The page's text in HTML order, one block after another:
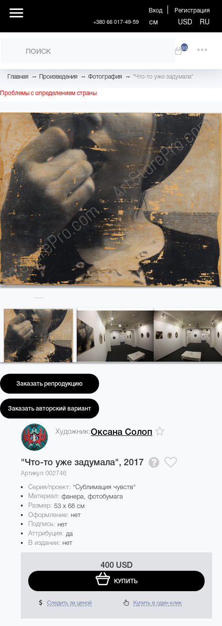
Вход Регистрация
+380 66 017-49-59 см USD RU
00
Главная → Произведения → Фотография → "Что-то уже задумала"
Проблемы с определением страны
Заказать репродукцию
Заказать авторский вариант
Художник:Оксана Солоп
"Что-то уже задумала", 2017
Артикул: 002746
Серия/проект: "Сублимация чувств"
Материал: фанера, фотобумага
Размер: 53 x 68 см
Оформление:нет
Подпись:нет
Аттрибуция: да
В издании:нет
400 USD
КУПИТЬ
Следить за ценой Купить в один клик